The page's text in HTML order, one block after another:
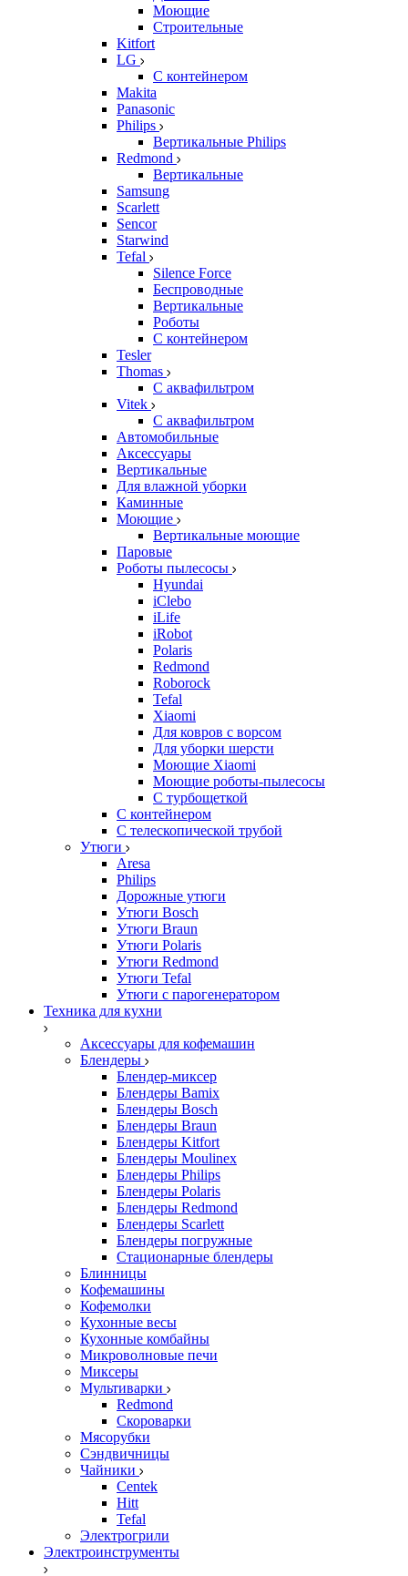
Моющие
Строительные
Kitfort
LG
С контейнером
Makita
Panasonic
Philips
Вертикальные Philips
Redmond
Вертикальные
Samsung
Scarlett
Sencor
Starwind
Tefal
Silence Force
Беспроводные
Вертикальные
Роботы
С контейнером
Tesler
Thomas
С аквафильтром
Vitek
С аквафильтром
Автомобильные
Аксессуары
Вертикальные
Для влажной уборки
Каминные
Моющие
Вертикальные моющие
Паровые
Роботы пылесосы
Hyundai
iClebo
iLife
iRobot
Polaris
Redmond
Roborock
Tefal
Xiaomi
Для ковров с ворсом
Для уборки шерсти
Моющие Xiaomi
Моющие роботы-пылесосы
С турбощеткой
С контейнером
С телескопической трубой
Утюги
Aresa
Philips
Дорожные утюги
Утюги Bosch
Утюги Braun
Утюги Polaris
Утюги Redmond
Утюги Tefal
Утюги с парогенератором
Техника для кухни
Аксессуары для кофемашин
Блендеры
Блендер-миксер
Блендеры Bamix
Блендеры Bosch
Блендеры Braun
Блендеры Kitfort
Блендеры Moulinex
Блендеры Philips
Блендеры Polaris
Блендеры Redmond
Блендеры Scarlett
Блендеры погружные
Стационарные блендеры
Блинницы
Кофемашины
Кофемолки
Кухонные весы
Кухонные комбайны
Микроволновые печи
Миксеры
Мультиварки
Redmond
Скороварки
Мясорубки
Сэндвичницы
Чайники
Centek
Hitt
Tefal
Электрогрили
Электроинструменты